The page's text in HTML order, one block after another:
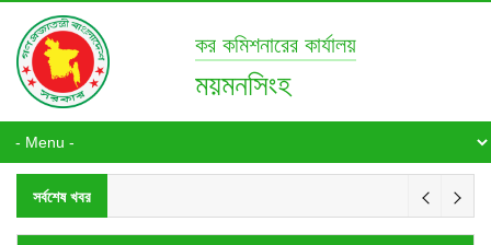
কর কমিশনারের কার্যালয়
ময়মনসিংহ
সর্বশেষ খবর